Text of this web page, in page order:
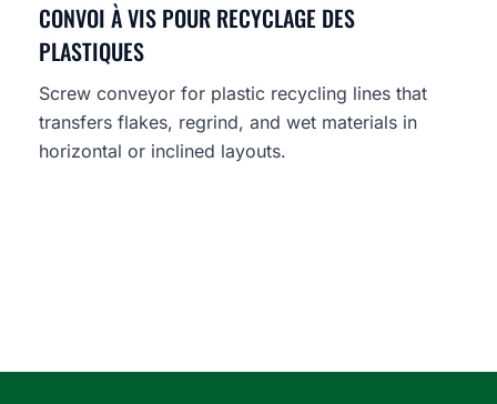
CONVOI À VIS POUR RECYCLAGE DES
PLASTIQUES
Screw conveyor for plastic recycling lines that
transfers flakes, regrind, and wet materials in
horizontal or inclined layouts.